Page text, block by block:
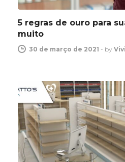
5 regras de ouro para
muito
30 de março de 2021 - by